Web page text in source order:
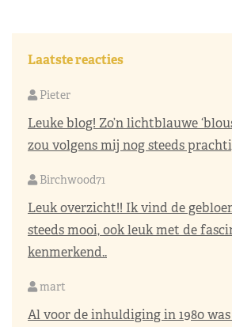
Laatste reacties
Pieter
Leuke blog! Zo’n lichtblauwe
zou volgens mij nog steeds
Birchwood71
Leuk overzicht!! Ik vind de
steeds mooi, ook leuk met de
kenmerkend..
mart
Al voor de inhuldiging in 1980